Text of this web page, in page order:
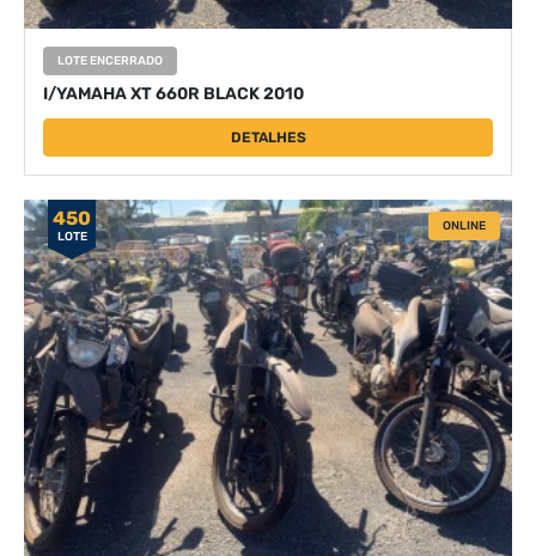
LOTE ENCERRADO
I/YAMAHA XT 660R BLACK 2010
DETALHES
450
LOTE
ONLINE